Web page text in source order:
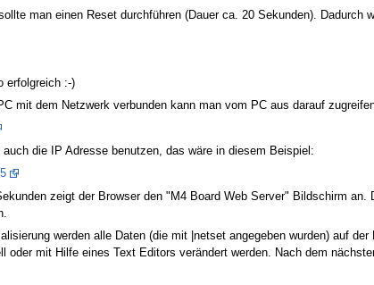
man einen Reset durchführen (Dauer ca. 20 Sekunden).
erfolgreich :-)
mit dem Netzwerk verbunden kann man vom PC aus darauf
die IP Adresse benutzen, das wäre in diesem Beispiel:
zeigt der Browser den "M4 Board Web Server" Bildschirm
werden alle Daten (die mit |netset angegeben wurden) auf
oder mit Hilfe eines Text Editors verändert werden. Nach dem